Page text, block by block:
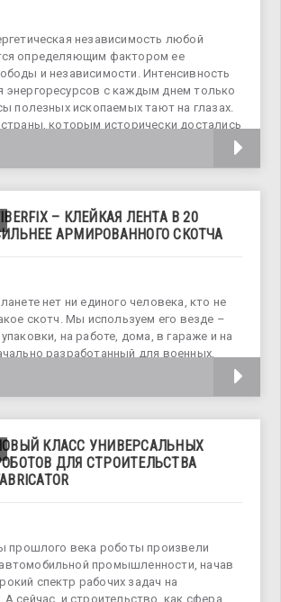
независимость любой
определяющим фактором ее
и независимости. Интенсивность
энергоресурсов с каждым днем только
полезных ископаемых тают на глазах.
которым исторически достались
– КЛЕЙКАЯ ЛЕНТА В 20
АРМИРОВАННОГО СКОТЧА
нет ни единого человека, кто не
скотч. Мы используем его везде –
на работе, дома, в гараже и на
разработанный для военных,
КЛАСС УНИВЕРСАЛЬНЫХ
ДЛЯ СТРОИТЕЛЬСТВА
прошлого века роботы произвели
промышленности, начав
спектр рабочих задач на
сейчас, и строительство, как сфера,